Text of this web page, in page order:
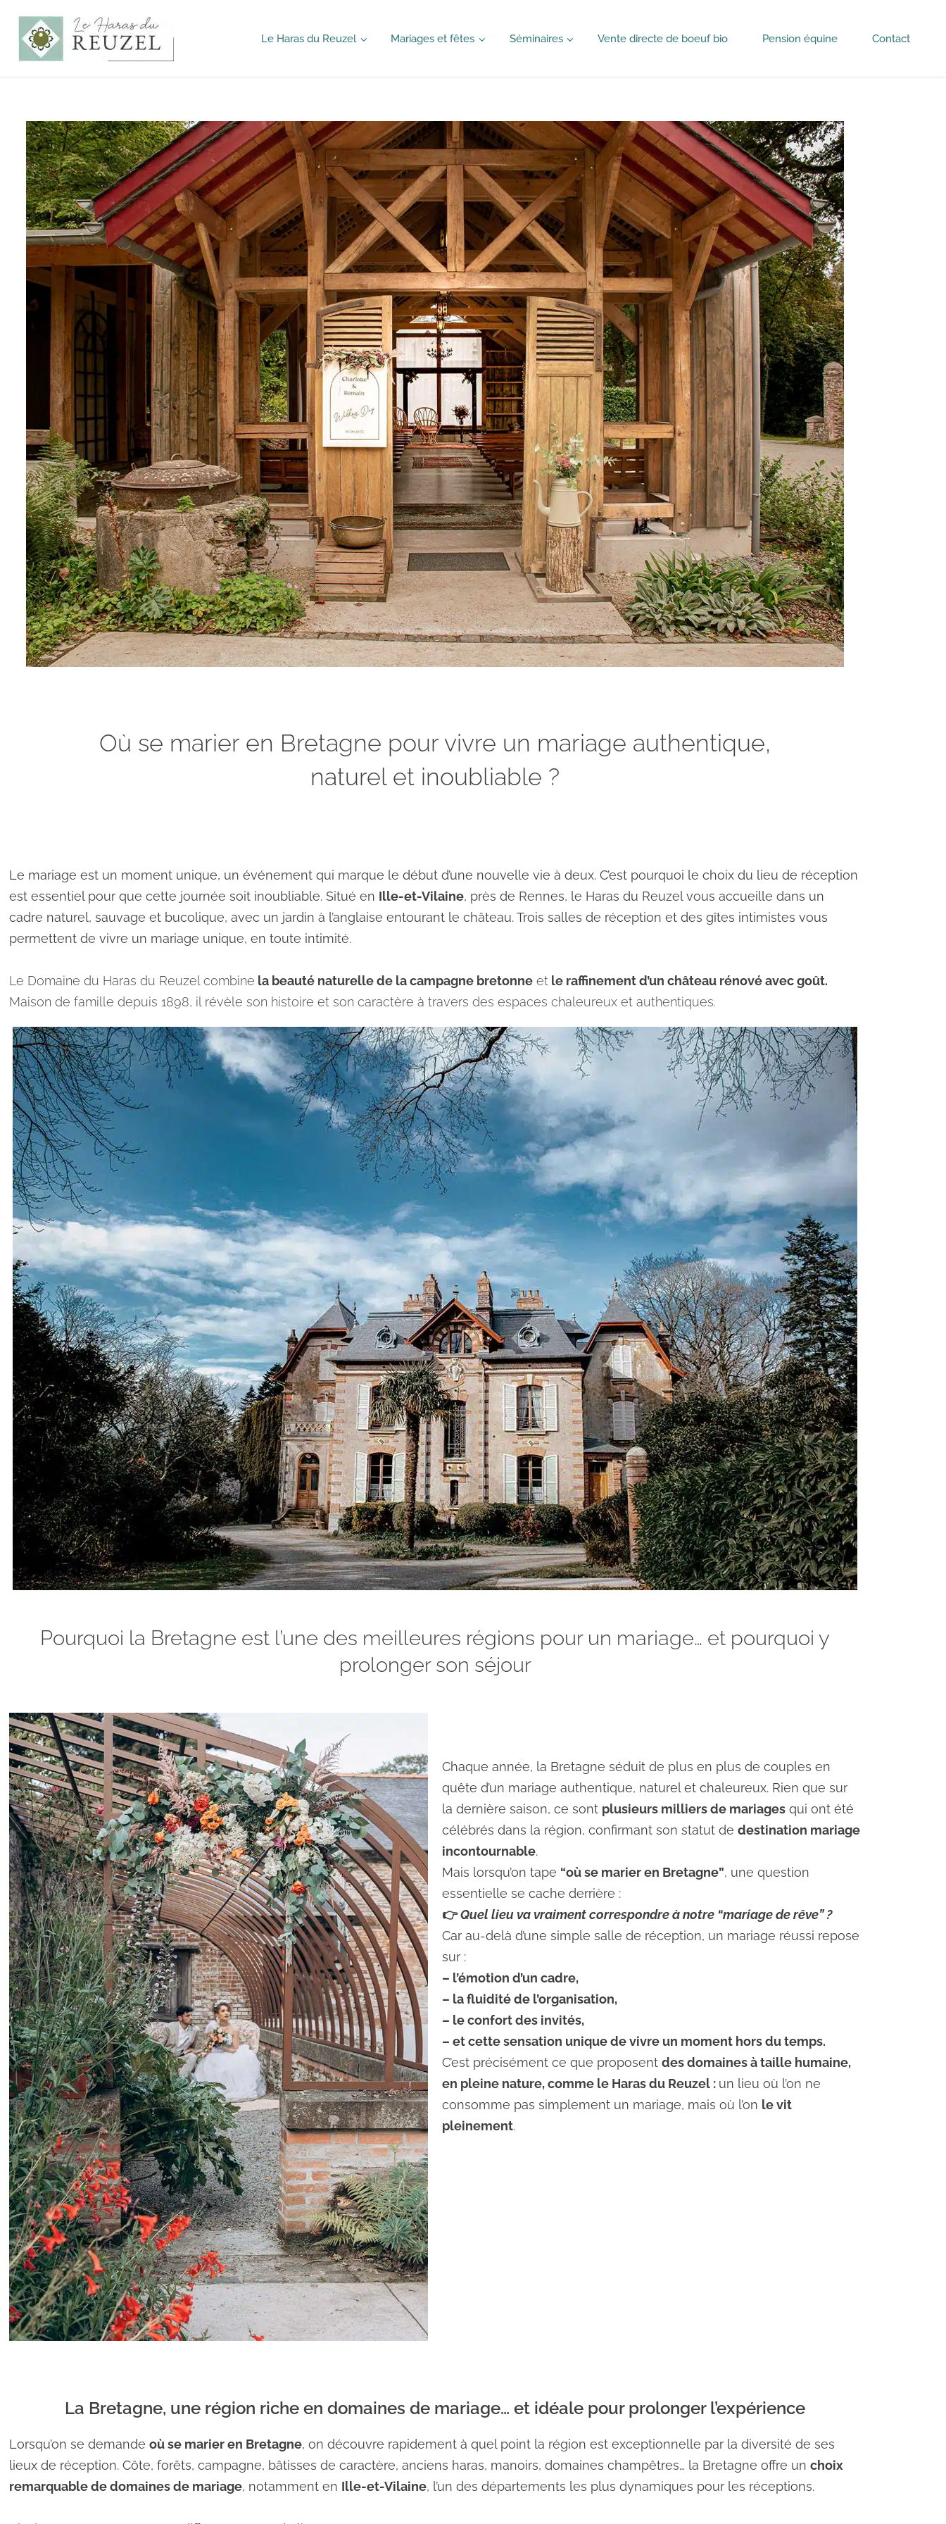
Séminaires
Le Haras du Reuzel Mariages et fêtes Séminaires Vente directe de boeuf bio Pension équine Contact
Où se marier en Bretagne pour vivre un mariage authentique,
naturel et inoubliable ?
Le mariage est un moment unique, un événement qui marque le début d’une nouvelle vie à deux. C’est pourquoi le choix du lieu de réception
est essentiel pour que cette journée soit inoubliable. Situé en Ille-et-Vilaine, près de Rennes, le Haras du Reuzelvous accueille dans un
cadre naturel, sauvage et bucolique, avec un jardin à l’anglaise entourant le château. Trois salles de réception et des gîtes intimistes vous
permettent de vivre un mariage unique, en toute intimité.
Le Domaine du Haras du Reuzel combine la beauté naturelle de la campagne bretonne et le raffinement d’un château rénové avec goût.
Maison de famille depuis 1898, il révèle son histoire et son caractère à travers des espaces chaleureux et authentiques.
Pourquoi la Bretagne est l’une des meilleures régions pour un mariage… et pourquoi y
prolonger son séjour
Chaque année, la Bretagne séduit de plus en plus de couples en
quête d’un mariage authentique, naturel et chaleureux. Rien que sur
la dernière saison, ce sont plusieurs milliers de mariages qui ont été
célébrés dans la région, confirmant son statut de destination mariage
incontournable.
Mais lorsqu’on tape “où se marier en Bretagne”, une question
essentielle se cache derrière :
👉Quel lieu va vraiment correspondre à notre “mariage de rêve” ?
Car au-delà d’une simple salle de réception, un mariage réussi repose
sur :
– l’émotion d’un cadre,
– la fluidité de l’organisation,
– le confort des invités,
– et cette sensation unique de vivre un moment hors du temps.
C’est précisément ce que proposent des domaines à taille humaine,
en pleine nature, comme le Haras du Reuzel : un lieu où l’on ne
consomme pas simplement un mariage, mais où l’on le vit
pleinement.
La Bretagne, une région riche en domaines de mariage… et idéale pour prolonger l’expérience
Lorsqu’on se demande où se marier en Bretagne, on découvre rapidement à quel point la région est exceptionnelle par la diversité de ses
lieux de réception. Côte, forêts, campagne, bâtisses de caractère, anciens haras, manoirs, domaines champêtres… la Bretagne offre un choix
remarquable de domaines de mariage, notamment en Ille-et-Vilaine, l’un des départements les plus dynamiques pour les réceptions.